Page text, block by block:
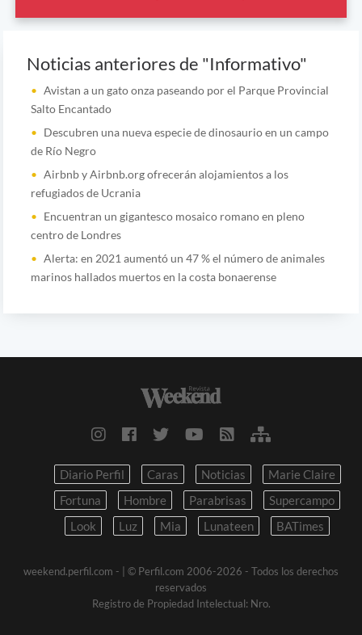
Noticias anteriores de "Informativo"
Avistan a un gato onza paseando por el Parque Provincial
Salto Encantado
Descubren una nueva especie de dinosaurio en un campo
de Río Negro
Airbnb y Airbnb.org ofrecerán alojamientos a los
refugiados de Ucrania
Encuentran un gigantesco mosaico romano en pleno
centro de Londres
Alerta: en 2021 aumentó un 47 % el número de animales
marinos hallados muertos en la costa bonaerense
Diario Perfil Caras Noticias
Marie Claire
Fortuna
Hombre Parabrisas
Supercampo
Look
Luz Mia Lunateen BATimes
weekend.perfil.com -
| © Perfil.com 2006-2026 - Todos los derechos
reservados
Registro de Propiedad Intelectual: Nro.